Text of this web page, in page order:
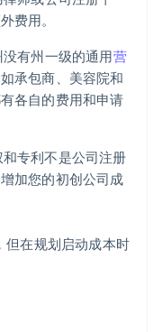
费用。
有州一级的通用营
承包商、美容院和
各自的费用和申请
专利不是公司注册
加您的初创公司成
但在规划启动成本时